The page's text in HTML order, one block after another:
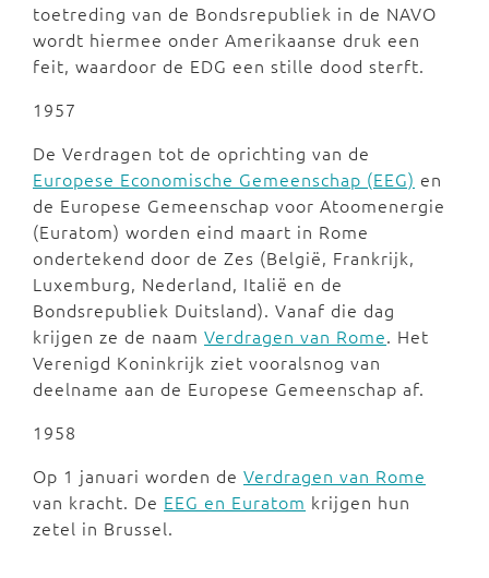
toetreding van de Bondsrepubliek in de NAVO
wordt hiermee onder Amerikaanse druk een
feit, waardoor de EDG een stille dood sterft.
1957
De Verdragen tot de oprichting van de
Europese Economische Gemeenschap (EEG) en
de Europese Gemeenschap voor Atoomenergie
(Euratom) worden eind maart in Rome
ondertekend door de Zes (België, Frankrijk,
Luxemburg, Nederland, Italië en de
Bondsrepubliek Duitsland). Vanaf die dag
krijgen ze de naam Verdragen van Rome. Het
Verenigd Koninkrijk ziet vooralsnog van
deelname aan de Europese Gemeenschap af.
1958
Op 1 januari worden de Verdragen van Rome
van kracht. De EEG en Euratom krijgen hun
zetel in Brussel.